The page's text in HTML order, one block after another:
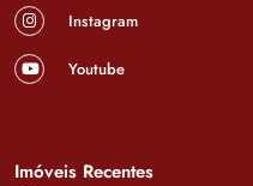
Instagram
Youtube
Imóveis Recentes